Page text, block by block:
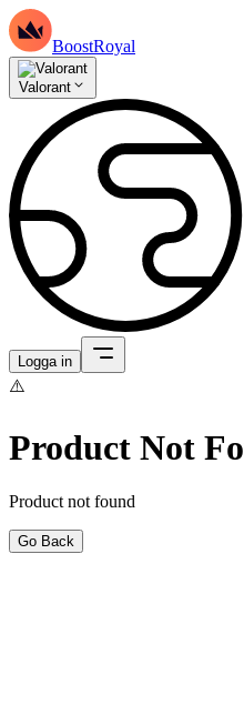
BoostRoyal
Valorant
Logga in
⚠️
Product Not
Product not found
Go Back